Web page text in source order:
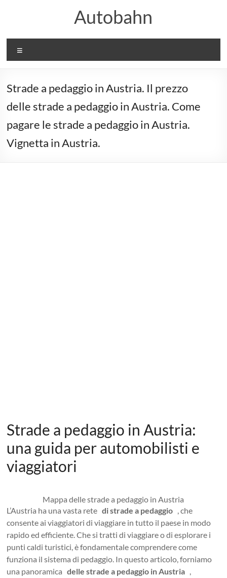
Autobahn
Strade a pedaggio in Austria. Il prezzo
delle strade a pedaggio in Austria. Come
pagare le strade a pedaggio in Austria.
Vignetta in Austria.
Strade a pedaggio in Austria:
una guida per automobilisti e
viaggiatori
Mappa delle strade a pedaggio in Austria
L’Austria ha una vasta retedi strade a pedaggio , che
consente ai viaggiatori di viaggiare in tutto il paese in modo
rapido ed efficiente. Che si tratti di viaggiare o di esplorare i
punti caldi turistici, è fondamentale comprendere come
funziona il sistema di pedaggio. In questo articolo, forniamo
una panoramicadelle strade a pedaggio in Austria ,